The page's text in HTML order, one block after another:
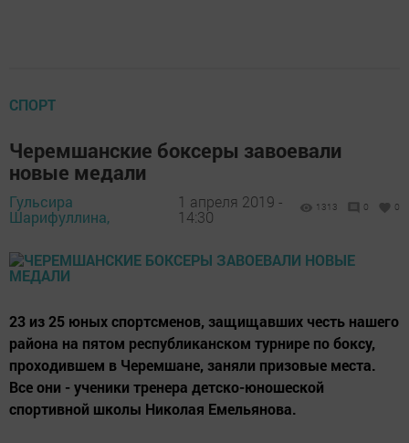
СПОРТ
Черемшанские боксеры завоевали
новые медали
Гульсира
Шарифуллина,
1 апреля 2019 -
14:30
1313 0 0
23 из 25 юных спортсменов, защищавших честь нашего
района на пятом республиканском турнире по боксу,
проходившем в Черемшане, заняли призовые места.
Все они - ученики тренера детско-юношеской
спортивной школы Николая Емельянова.